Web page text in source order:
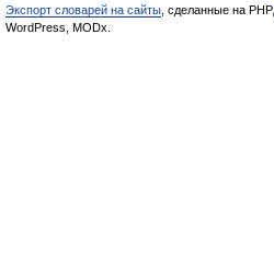
Экспорт словарей на сайты , сделанные на PHP,
WordPress, MODx.